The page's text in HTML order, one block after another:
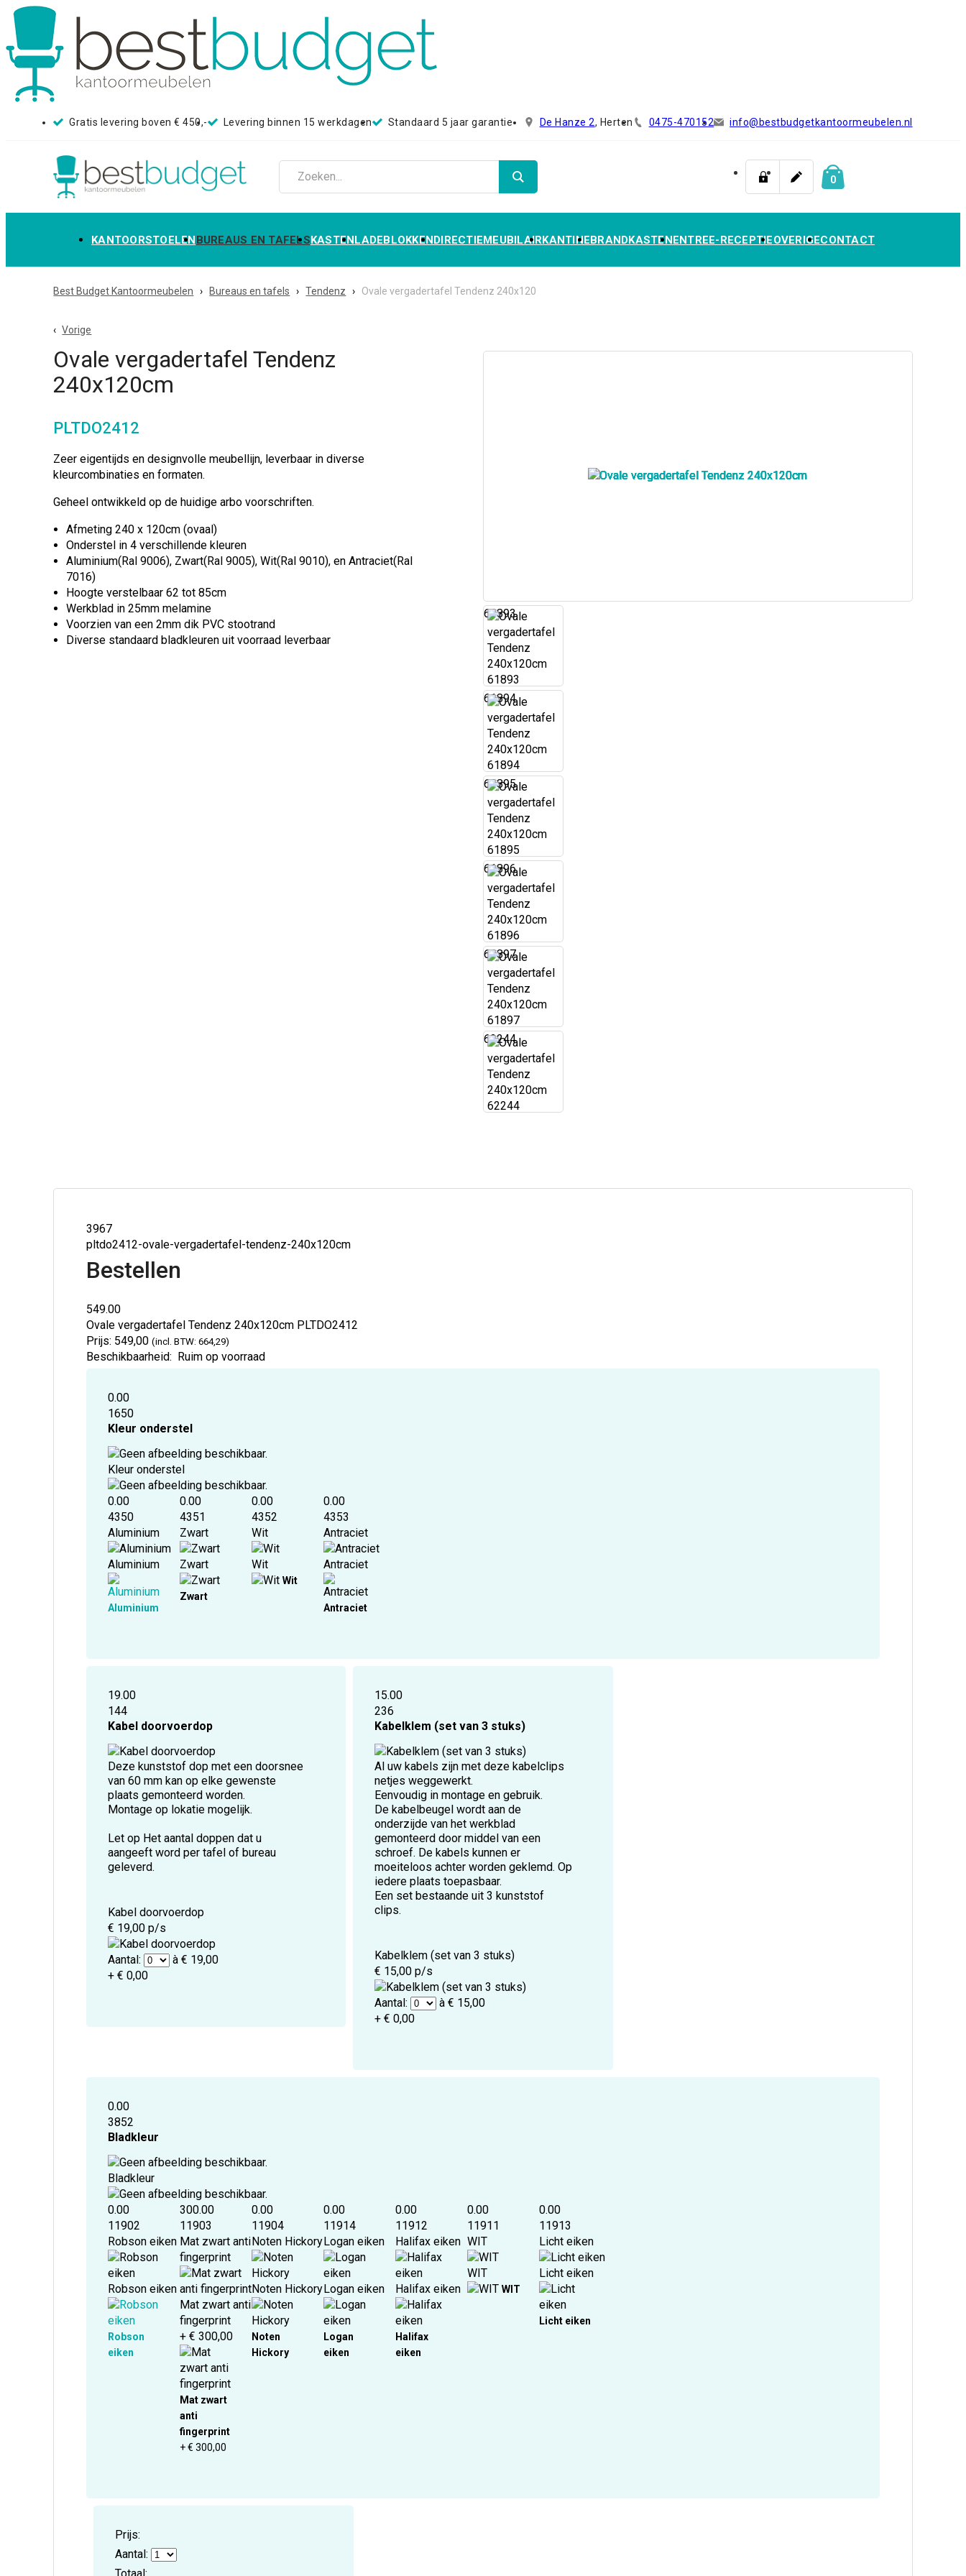
Gratis levering boven € 450,- Levering binnen 15 werkdagen Standaard 5 jaar garantie De Hanze 2, Herten 0475-470152 info@bestbudgetkantoormeubelen.nl
0
KANTOORSTOELENBUREAUS EN TAFELSKASTENLADEBLOKKENDIRECTIEMEUBILAIRKANTINEBRANDKASTENENTREE-RECEPTIEOVERIGECONTACT
Best Budget Kantoormeubelen › Bureaus en tafels › Tendenz › Ovale vergadertafel Tendenz 240x120
Vorige
Ovale vergadertafel Tendenz
240x120cm
PLTDO2412
Zeer eigentijds en designvolle meubellijn, leverbaar in diverse
kleurcombinaties en formaten.
Geheel ontwikkeld op de huidige arbo voorschriften.
Afmeting 240 x 120cm (ovaal)
Onderstel in 4 verschillende kleuren
Aluminium(Ral 9006), Zwart(Ral 9005), Wit(Ral 9010), en Antraciet(Ral
7016)
Hoogte verstelbaar 62 tot 85cm
Werkblad in 25mm melamine
Voorzien van een 2mm dik PVC stootrand
Diverse standaard bladkleuren uit voorraad leverbaar
61893
61894
61895
61896
61897
62244
3967
pltdo2412-ovale-vergadertafel-tendenz-240x120cm
Bestellen
549.00
Ovale vergadertafel Tendenz 240x120cm PLTDO2412
Prijs: 549,00 (incl. BTW: 664,29)
Beschikbaarheid: Ruim op voorraad
0.00
1650
Kleur onderstel
Kleur onderstel
0.00
4350
Aluminium
Aluminium
Aluminium
0.00
4351
Zwart
Zwart
Zwart
0.00
4352
Wit
Wit
Wit
0.00
4353
Antraciet
Antraciet
Antraciet
19.00
144
Kabel doorvoerdop
Deze kunststof dop met een doorsnee
van 60 mm kan op elke gewenste
plaats gemonteerd worden.
Montage op lokatie mogelijk.
Let op Het aantal doppen dat u
aangeeft word per tafel of bureau
geleverd.
Kabel doorvoerdop
€ 19,00 p/s
Aantal:
à € 19,00
+ € 0,00
15.00
236
Kabelklem (set van 3 stuks)
Al uw kabels zijn met deze kabelclips
netjes weggewerkt.
Eenvoudig in montage en gebruik.
De kabelbeugel wordt aan de
onderzijde van het werkblad
gemonteerd door middel van een
schroef. De kabels kunnen er
moeiteloos achter worden geklemd. Op
iedere plaats toepasbaar.
Een set bestaande uit 3 kunststof
clips.
Kabelklem (set van 3 stuks)
€ 15,00 p/s
Aantal:
à € 15,00
+ € 0,00
0.00
3852
Bladkleur
Bladkleur
0.00
11902
Robson eiken
Robson eiken
Robson
eiken
300.00
11903
Mat zwart anti
fingerprint
Mat zwart anti
fingerprint
+ € 300,00
Mat zwart
anti
fingerprint
+ € 300,00
0.00
11904
Noten Hickory
Noten Hickory
Noten
Hickory
0.00
11914
Logan eiken
Logan eiken
Logan
eiken
0.00
11912
Halifax eiken
Halifax eiken
Halifax
eiken
0.00
11911
WIT
WIT
WIT
0.00
11913
Licht eiken
Licht eiken
Licht eiken
Prijs:
Aantal:
Totaal: